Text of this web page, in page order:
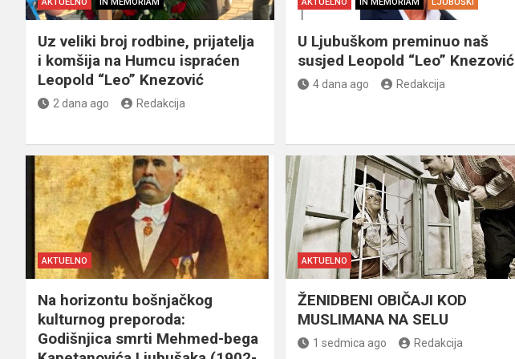
Uz veliki broj rodbine, prijatelja
i komšija na Humcu ispraćen
Leopold “Leo” Knezović
2 dana ago Redakcija
U Ljubuškom preminuo naš
susjed Leopold “Leo” Knezović
4 dana ago Redakcija
AKTUELNO
Na horizontu bošnjačkog
kulturnog preporoda:
Godišnjica smrti Mehmed-bega
AKTUELNO
ŽENIDBENI OBIČAJI KOD
MUSLIMANA NA SELU
1 sedmica ago Redakcija